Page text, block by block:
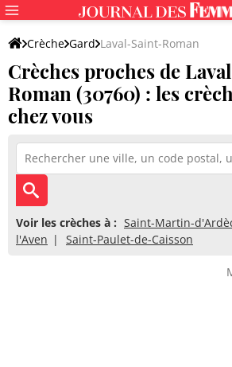
Crèche Gard Laval-Saint-Roman
Crèches proches de
Roman (30760) : les
chez vous
Voir les crèches à : Saint-Martin-
l'Aven
Saint-Paulet-de-Caisson